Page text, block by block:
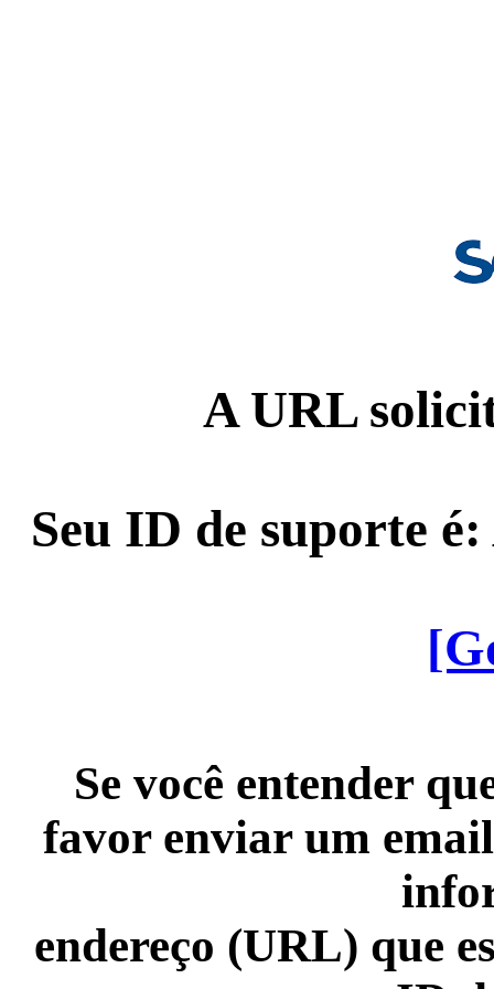
A URL
Seu ID de suporte
Se você entender
favor enviar um
endereço (URL) que